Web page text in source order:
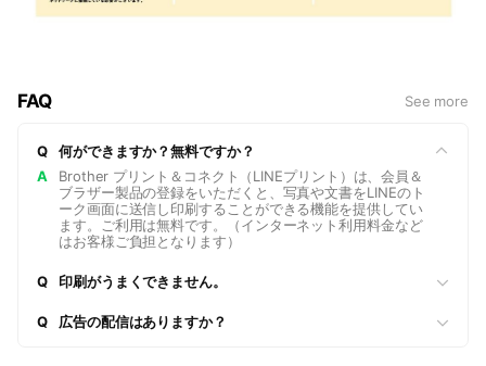
https://online.brother.co.jp/service/tokusuru/syousai/
FAQ See more
Q
何ができますか？無料ですか？
A
Brother プリント＆コネクト（LINEプリント）は、会員＆
ブラザー製品の登録をいただくと、写真や文書をLINEのト
ーク画面に送信し印刷することができる機能を提供してい
ます。ご利用は無料です。（インターネット利用料金など
はお客様ご負担となります）
Q 印刷がうまくできません。
Q 広告の配信はありますか？